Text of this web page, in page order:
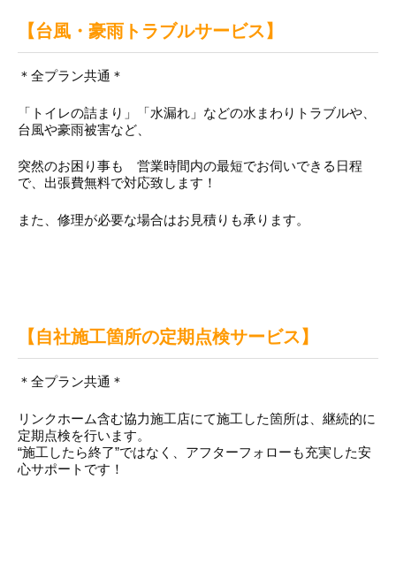
【台風・豪雨トラブルサービス】
＊全プラン共通＊
「トイレの詰まり」「水漏れ」などの水まわりトラブルや、
台風や豪雨被害など、
突然のお困り事も 営業時間内の最短でお伺いできる日程
で、出張費無料で対応致します！
また、修理が必要な場合はお見積りも承ります。
【自社施工箇所の定期点検サービス】
＊全プラン共通＊
リンクホーム含む協力施工店にて施工した箇所は、継続的に
定期点検を行います。
“施工したら終了”ではなく、アフターフォローも充実した安
心サポートです！